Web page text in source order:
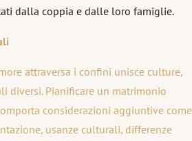
dalla coppia e dalle loro famiglie.
attraversa i confini unisce culture,
diversi. Pianificare un matrimonio
considerazioni aggiuntive come
usanze culturali, differenze